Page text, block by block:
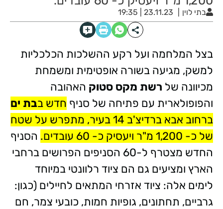
בתי לוין 23.11.23 | 19:35
בצל המלחמה ועל רקע ההשלכות הכלכליות
למשק, מגיעה בשורה אופטימית ומשמחת
מכיוונה של רשת מקס סטוק האהובה
והפופולארית עם פתיחה של סניף חדש בבת ים
ברחוב אבא ברדיצ'ב 14 בעיר, מתפרש על שטח
של כ- 1,200 מ"ר ויעסיק כ- 60 עובדים.
הסניף
החדש מצטרף ל-60 הסניפים הפרושים ברחבי
הארץ ומציעים גם הם ציוד רלוונטי במיוחד
לימים אלה: ציוד אזרחי המתאים לחיילים (כגון:
גרביים, תחתונים, גופיות חמות, כובעי צמר, חם